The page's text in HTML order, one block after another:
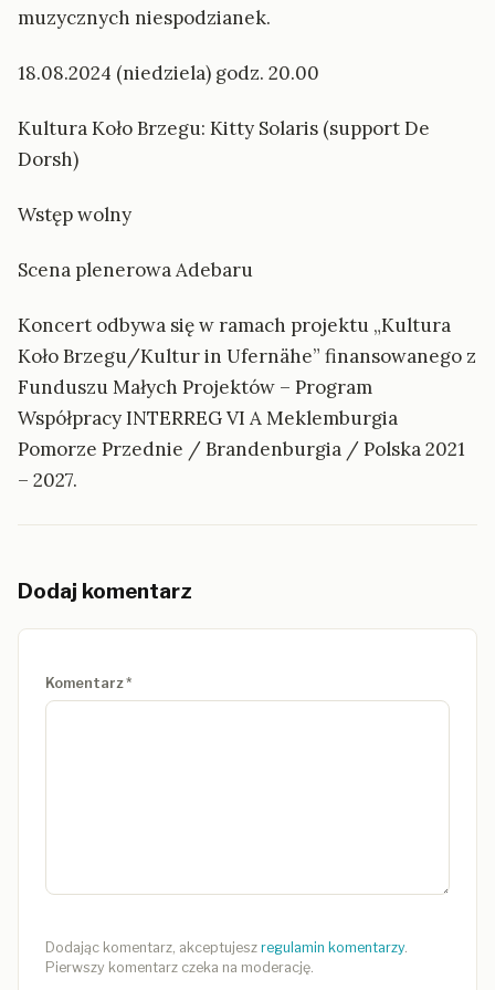
muzycznych niespodzianek.
18.08.2024 (niedziela) godz. 20.00
Kultura Koło Brzegu: Kitty Solaris (support De
Dorsh)
Wstęp wolny
Scena plenerowa Adebaru
Koncert odbywa się w ramach projektu „Kultura
Koło Brzegu/Kultur in Ufernähe” finansowanego z
Funduszu Małych Projektów – Program
Współpracy INTERREG VI A Meklemburgia
Pomorze Przednie / Brandenburgia / Polska 2021
– 2027.
Dodaj komentarz
Nie wypełniaj tego pola
Komentarz*
Dodając komentarz, akceptujesz regulamin komentarzy.
Pierwszy komentarz czeka na moderację.